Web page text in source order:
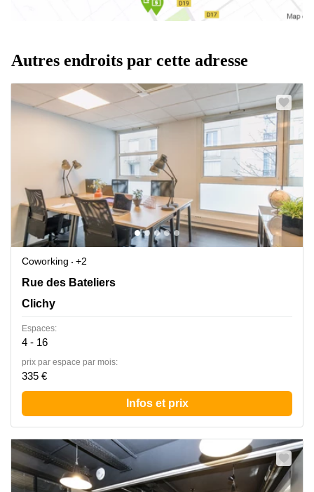
Autres endroits par cette adresse
Coworking
+2
6 Rue des Bateliers, Clichy
Rue des Bateliers
Clichy
Espaces:
4 - 16
prix par espace par mois:
335 €
Infos et prix